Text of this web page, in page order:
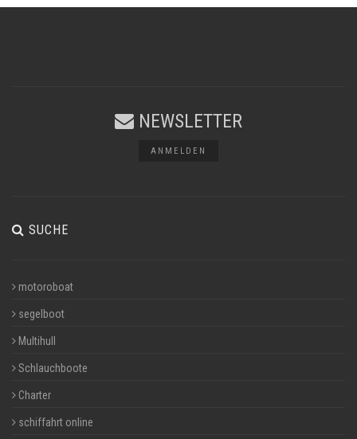
NEWSLETTER
ANMELDEN
SUCHE
motoroboat
segelboot
Multihull
Schlauchboote
Charter
schiffahrt online